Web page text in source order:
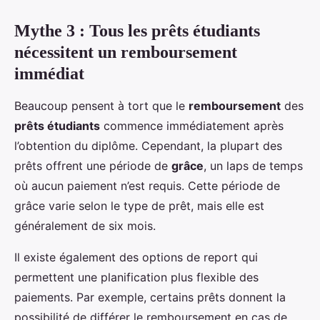
Mythe 3 : Tous les prêts étudiants
nécessitent un remboursement
immédiat
Beaucoup pensent à tort que le remboursement des
prêts étudiants commence immédiatement après
l’obtention du diplôme. Cependant, la plupart des
prêts offrent une période de grâce, un laps de temps
où aucun paiement n’est requis. Cette période de
grâce varie selon le type de prêt, mais elle est
généralement de six mois.
Il existe également des options de report qui
permettent une planification plus flexible des
paiements. Par exemple, certains prêts donnent la